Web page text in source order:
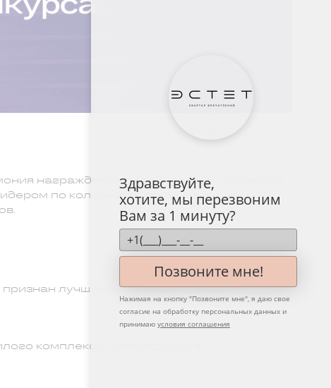
награждения победителей и призеров
по количеству полученных наград,
признан лучшим жилым комплексом-
комплекса-новостройки в
Здравствуйте,
хотите, мы перезвоним
Вам за 1 минуту?
Позвоните мне!
Нажимая на кнопку "Позвоните мне", я даю свое
согласие на обработку персональных данных и
принимаю условия соглашения